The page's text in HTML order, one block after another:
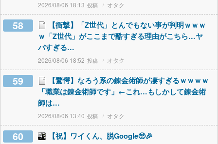
2026/08/06 18:13 オタク
58
【衝撃】「Z世代」とんでもない事が判明ｗｗｗ
ｗ「Z世代」がここまで酷すぎる理由がこちら…ヤ
バすぎる…
2026/08/06 18:52 オタク
59
【驚愕】なろう系の錬金術師が凄すぎるｗｗｗｗ
「職業は錬金術師です」←これ…もしかして錬金術
師は…
2026/08/06 13:40 オタク
60 【祝】ワイくん、脱Google🥺🎉